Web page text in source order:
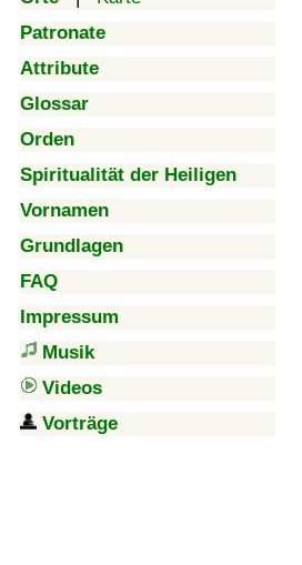
Patronate
Attribute
Glossar
Orden
Spiritualität der Heiligen
Vornamen
Grundlagen
FAQ
Impressum
Musik
Videos
Vorträge